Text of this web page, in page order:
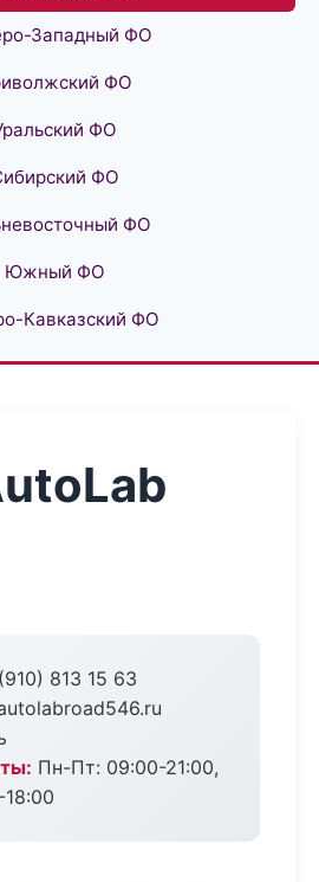
Западный ФО
ФО
ФО
ФО
ФО
Южный ФО
Кавказский ФО
813 15 63
Пн-Пт: 09:00-21:00,